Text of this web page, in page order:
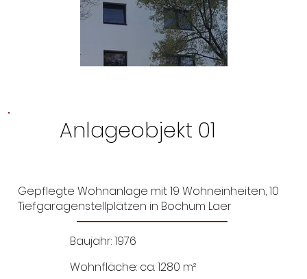
Anlageobjekt 01
Gepflegte Wohnanlage mit 19 Wohneinheiten, 10
Tiefgaragenstellplätzen in Bochum Laer
Baujahr: 1976
Wohnfläche: ca. 1280 m²